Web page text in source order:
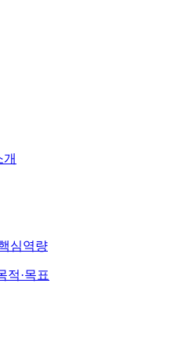
심역량
적·목표